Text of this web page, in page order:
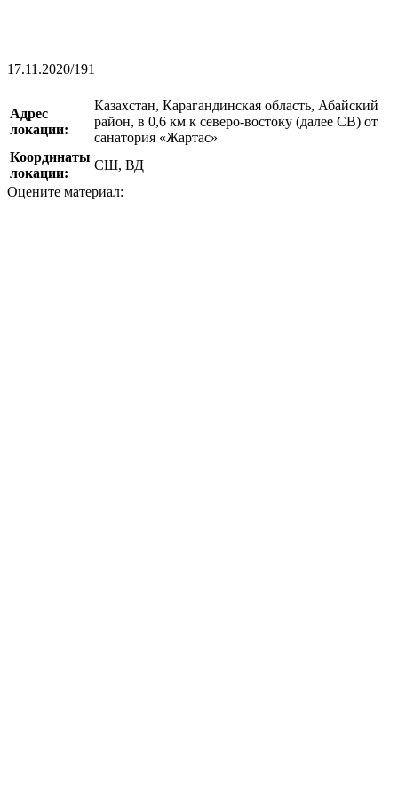
17.11.2020/191
Адрес
локации:
Казахстан, Карагандинская область, Абайский
район, в 0,6 км к северо-востоку (далее СВ) от
санатория «Жартас»
Координаты
локации:
СШ, ВД
Оцените материал: